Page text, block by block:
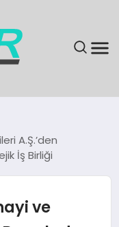
A.Ş.’den
İş Birliği
ve